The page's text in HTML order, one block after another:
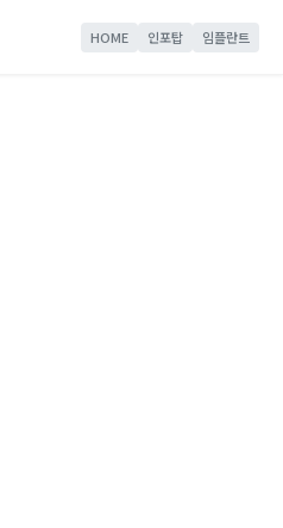
HOME 인포탑 임플란트